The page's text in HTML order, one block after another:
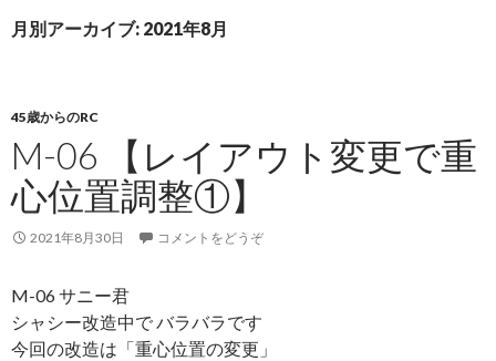
ン
動
月別アーカイブ: 2021年8月
45歳からのRC
M-06 【レイアウト変更で重
心位置調整①】
2021年8月30日 コメントをどうぞ
M-06 サニー君
シャシー改造中で バラバラです
今回の改造は「重心位置の変更」